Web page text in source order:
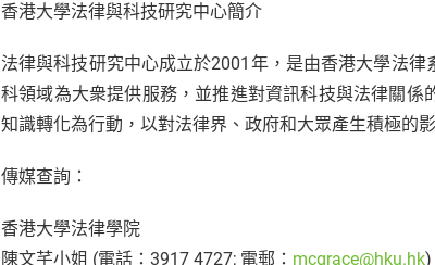
香港大學法律與科技研究中心簡介
法律與科技研究中心成立於2001年，是由香港大學法
科領域為大衆提供服務，並推進對資訊科技與法律關
知識轉化為行動，以對法律界、政府和大眾產生積極的
傳媒查詢：
香港大學法律學院
陳文芊小姐 (電話：3917 4727; 電郵： mcgrace@hku.hk)